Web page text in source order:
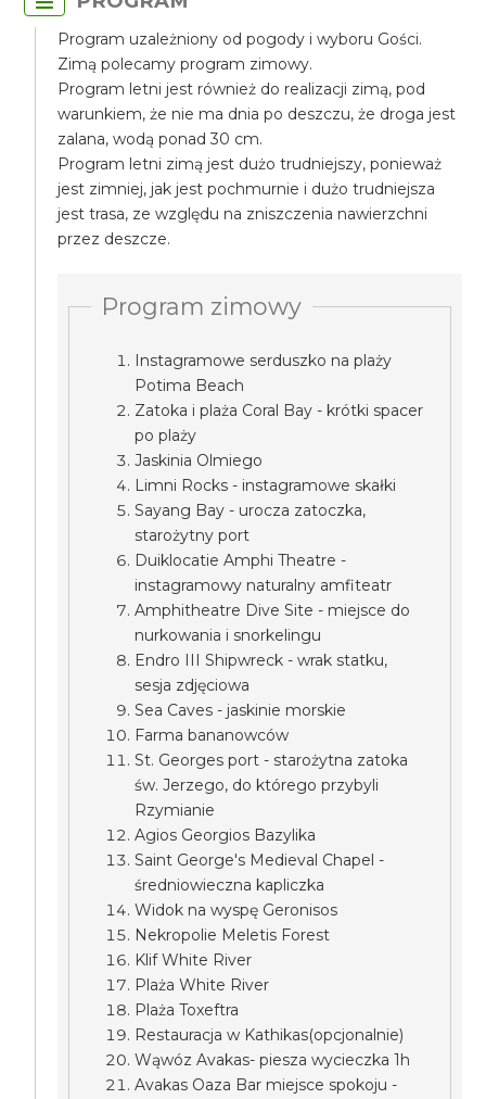
Program uzależniony od pogody i wyboru Gości.
Zimą polecamy program zimowy.
Program letni jest również do realizacji zimą, pod
warunkiem, że nie ma dnia po deszczu, że droga jest
zalana, wodą ponad 30 cm.
Program letni zimą jest dużo trudniejszy, ponieważ
jest zimniej, jak jest pochmurnie i dużo trudniejsza
jest trasa, ze względu na zniszczenia nawierzchni
przez deszcze.
Program zimowy
Instagramowe serduszko na plaży
Potima Beach
Zatoka i plaża Coral Bay - krótki spacer
po plaży
Jaskinia Olmiego
Limni Rocks - instagramowe skałki
Sayang Bay - urocza zatoczka,
starożytny port
Duiklocatie Amphi Theatre -
instagramowy naturalny amfiteatr
Amphitheatre Dive Site - miejsce do
nurkowania i snorkelingu
Endro III Shipwreck - wrak statku,
sesja zdjęciowa
Sea Caves - jaskinie morskie
Farma bananowców
St. Georges port - starożytna zatoka
św. Jerzego, do którego przybyli
Rzymianie
Agios Georgios Bazylika
Saint George's Medieval Chapel -
średniowieczna kapliczka
Widok na wyspę Geronisos
Nekropolie Meletis Forest
Klif White River
Plaża White River
Plaża Toxeftra
Restauracja w Kathikas(opcjonalnie)
Wąwóz Avakas- piesza wycieczka 1h
Avakas Oaza Bar miejsce spokoju -